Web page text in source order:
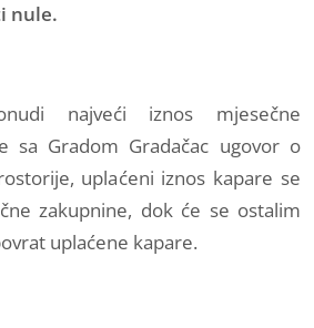
nule.
najveći iznos mjesečne
sa Gradom Gradačac ugovor o
uplaćeni iznos kapare se
zakupnine, dok će se ostalim
uplaćene kapare.